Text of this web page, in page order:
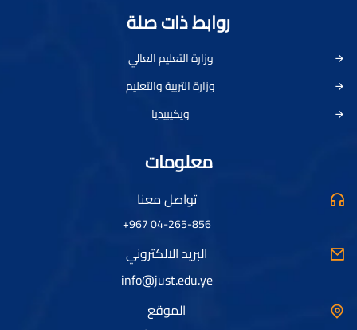
روابط ذات صلة
وزارة التعليم العالي
وزارة التربية والتعليم
ويكيبيديا
معلومات
تواصل معنا
04-265-856 967+
البريد الالكتروني
info@just.edu.ye
الموقع